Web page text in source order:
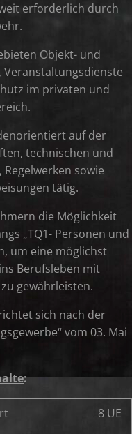
erforderlich durch
Objekt- und
Veranstaltungsdienste
im privaten und
auf der
technischen und
sowie
tätig.
die Möglichkeit
„TQ1- Personen und
um eine möglichst
Berufsleben mit
gewährleisten.
sich nach der
vom 03. Mai
:
8 UE